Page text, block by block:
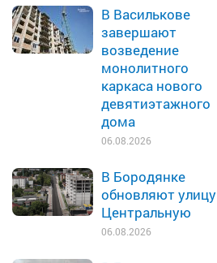
В Василькове
завершают
возведение
монолитного
каркаса нового
девятиэтажного
дома
06.08.2026
В Бородянке
обновляют улицу
Центральную
06.08.2026